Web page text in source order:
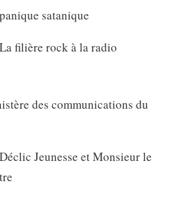
satanique
filière rock à la radio
des communications du
Jeunesse et Monsieur le